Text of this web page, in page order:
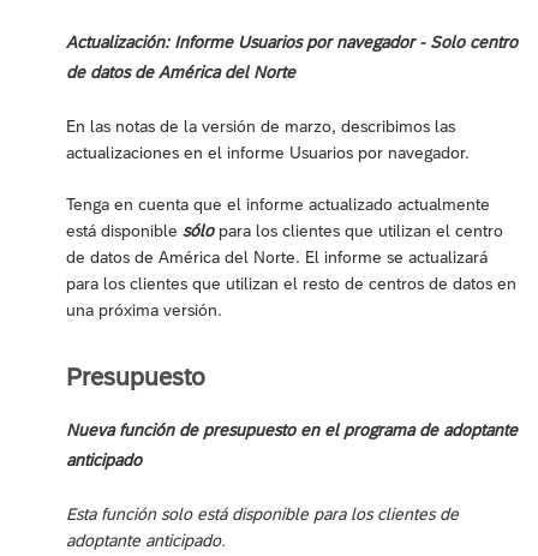
Actualización: Informe Usuarios por navegador - Solo centro
de datos de América del Norte
En las notas de la versión de marzo, describimos las
actualizaciones en el informe Usuarios por navegador.
Tenga en cuenta que el informe actualizado actualmente
está disponible sólopara los clientes que utilizan el centro
de datos de América del Norte. El informe se actualizará
para los clientes que utilizan el resto de centros de datos en
una próxima versión.
Presupuesto
Nueva función de presupuesto en el programa de adoptante
anticipado
Esta función solo está disponible para los clientes de
adoptante anticipado.